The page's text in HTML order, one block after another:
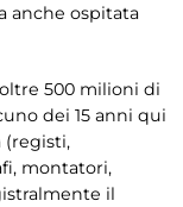
anche ospitata
500 milioni di
dei 15 anni qui
(registi,
montatori,
il